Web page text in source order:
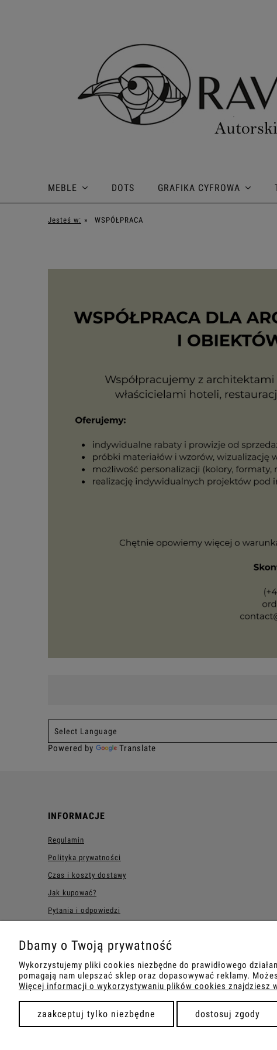
MEBLE DOTS GRAFIKA CYFROWA
Jesteś w: » WSPÓŁPRACA
Powered by Translate
INFORMACJE
Regulamin
Polityka prywatności
Czas i koszty dostawy
Jak kupować?
Pytania i odpowiedzi
Dbamy o Twoją prywatność
Wykorzystujemy pliki cookies niezbędne do prawidłowego
pomagają nam ulepszać sklep oraz dopasowywać reklamy.
Więcej informacji o wykorzystywaniu plików cookies znajdziesz
zaakceptuj tylko niezbędne dostosuj zgody